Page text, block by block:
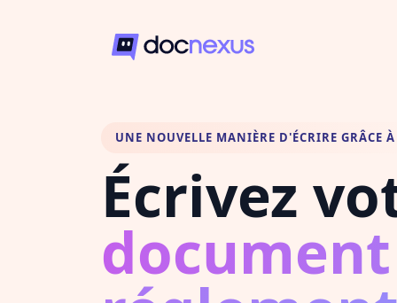
UNE NOUVELLE MANIÈRE D'ÉCRIRE GRÂCE
Écrivez
document